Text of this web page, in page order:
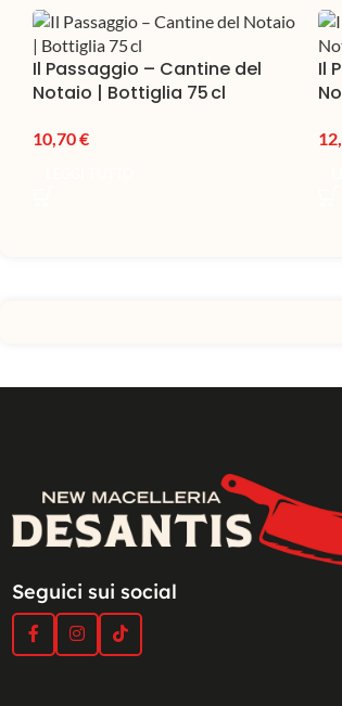
Il Passaggio – Cantine del
Notaio | Bottiglia 75 cl
10,70€
Il
Seguici sui social